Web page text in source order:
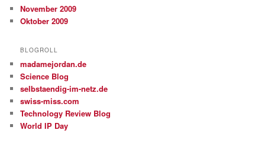
November 2009
Oktober 2009
BLOGROLL
madamejordan.de
Science Blog
selbstaendig-im-netz.de
swiss-miss.com
Technology Review Blog
World IP Day